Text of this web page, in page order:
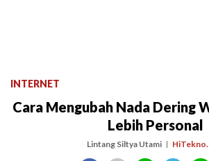
INTERNET
Cara Mengubah Nada Dering
Lebih Personal
Lintang Siltya Utami